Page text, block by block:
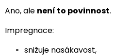
Ano, ale není to povinnost.
Impregnace:
snižuje nasákavost,